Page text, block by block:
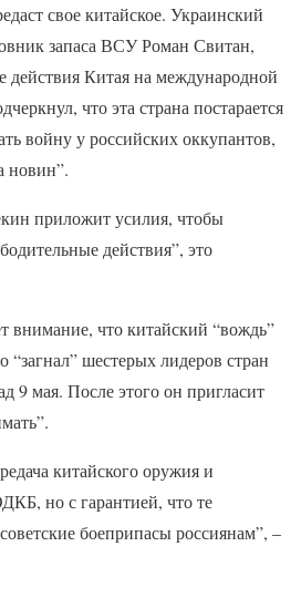
свое китайское. Украинский
запаса ВСУ Роман Свитан,
действия Китая на международной
что эта страна постарается
войну у российских оккупантов,
новин”.
приложит усилия, чтобы
действия”, это
внимание, что китайский “вождь”
шестерых лидеров стран
9 мая. После этого он пригласит
китайского оружия и
но с гарантией, что те
боеприпасы россиянам”, –